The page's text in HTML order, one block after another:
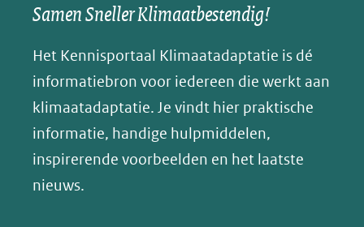
venster)
naar
een
andere
website)
Samen Sneller Klimaatbestendig!
Het Kennisportaal Klimaatadaptatie is dé
informatiebron voor iedereen die werkt aan
klimaatadaptatie. Je vindt hier praktische
informatie, handige hulpmiddelen,
inspirerende voorbeelden en het laatste
nieuws.